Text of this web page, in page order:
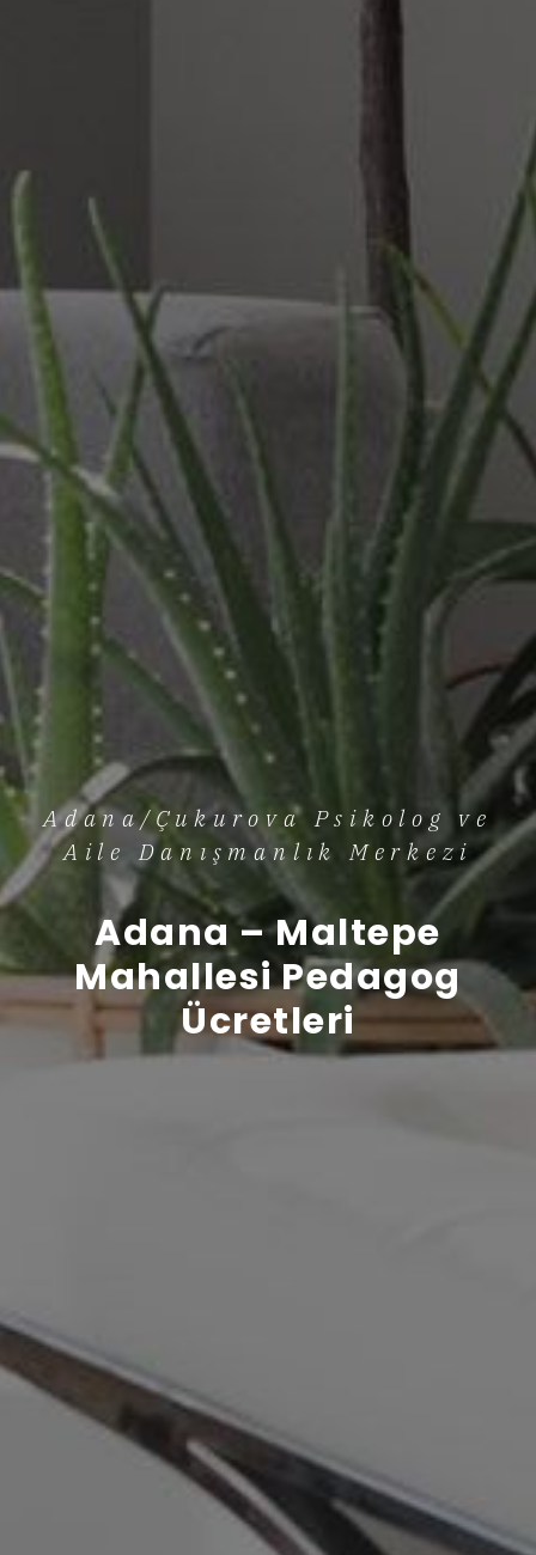
Adana/Çukurova Psikolog ve
Aile Danışmanlık Merkezi
Adana – Maltepe
Mahallesi Pedagog
Ücretleri